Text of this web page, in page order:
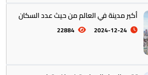
أكبر مدينة في العالم من حيث عدد السكان
2024-12-24
22884